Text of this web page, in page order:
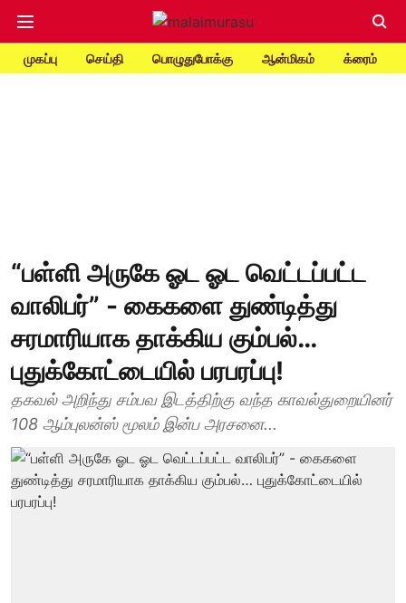
முகப்பு செய்தி பொழுதுபோக்கு ஆன்மிகம் க்ரைம்
“பள்ளி அருகே ஓட ஓட வெட்டப்பட்ட
வாலிபர்” - கைகளை துண்டித்து
சரமாரியாக தாக்கிய கும்பல்…
புதுக்கோட்டையில் பரபரப்பு!
தகவல் அறிந்து சம்பவ இடத்திற்கு வந்த காவல்துறையினர்
108 ஆம்புலன்ஸ் மூலம் இன்ப அரசனை...